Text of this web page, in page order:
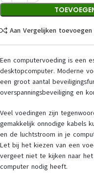
Aan Vergelijken toevoegen
Een computervoeding is een
desktopcomputer. Moderne
een groot aantal
overspanningsbeveiliging en
Veel voedingen zijn
gemakkelijk onnodige kabels
en de luchtstroom in je
Let bij het kiezen van een
vergeet niet te kijken naar
computer nodig heeft.